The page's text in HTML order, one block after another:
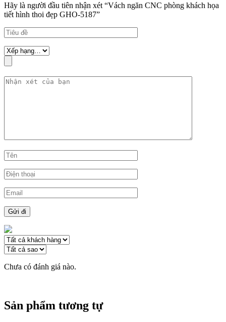
Hãy là người đầu tiên nhận xét “Vách ngăn CNC phòng khách họa
tiết hình thoi đẹp GHO-5187”
Chưa có đánh giá nào.
Sản phẩm tương tự